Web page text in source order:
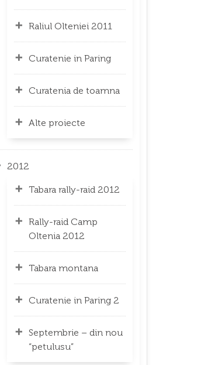
Raliul Olteniei 2011
Curatenie in Paring
Curatenia de toamna
Alte proiecte
2012
Tabara rally-raid 2012
Rally-raid Camp
Oltenia 2012
Tabara montana
Curatenie in Paring 2
Septembrie – din nou
“petulusu”